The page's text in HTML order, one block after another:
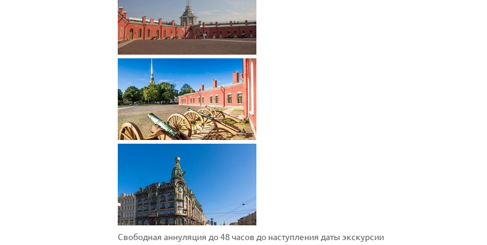
Свободная аннуляция до 48 часов до наступления даты экскурсии